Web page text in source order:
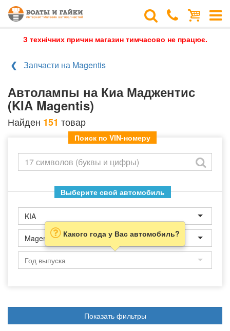
З технічних причин магазин тимчасово не працює.
Запчасти на Magentis
Автолампы на Киа Маджентис
(KIA Magentis)
Найден 151 товар
Поиск по VIN-номеру
Выберите свой автомобиль
KIA
Magentis Какого года у Вас автомобиль?
Показать фильтры